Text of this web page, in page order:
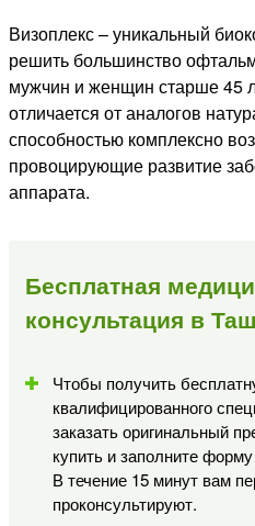
Визоплекс – уникальный
решить большинство
мужчин и женщин старше 45
отличается от аналогов
способностью комплексно
провоцирующие развитие
аппарата.
Бесплатная
консультация в
Чтобы получить
квалифицированного
заказать оригинальный
купить и заполните
В течение 15 минут вам
проконсультируют.